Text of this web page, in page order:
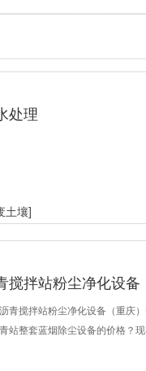
处理
土壤]
搅拌站粉尘净化设
蓝烟除尘设
沥青搅拌站粉尘净化设备（重庆
站整套蓝烟除尘设备的价格？